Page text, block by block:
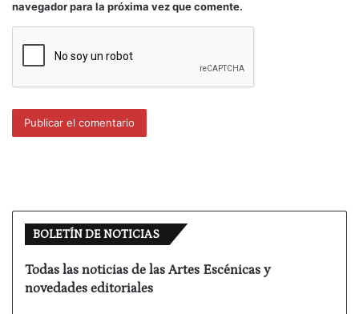
Es un problema enquistado, estructural, como si el
positivas para mantenerse. Si miras desde la
optimista, grandilocuente, pero lo cierto, con la lupa
colocada adecuadamente es que cada vez es más
difícil la estabilidad profesional, y lo peor de todo,
parece que a casi nadie le parece mal esta
navegador para la próxima vez que comente.
BOLETÍN DE NOTICIAS
Todas las noticias de las Artes Escénicas y
novedades editoriales